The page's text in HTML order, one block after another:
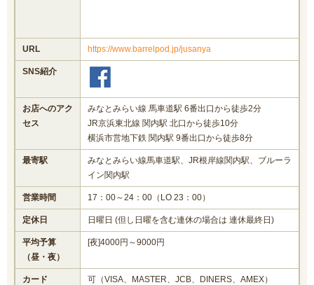
URL https://www.barrelpod.jp/jusanya
SNS紹介
お店へのアク
セス
みなとみらい線 馬車道駅 6番出口から徒歩2分
JR京浜東北線 関内駅 北口から徒歩10分
横浜市営地下鉄 関内駅 9番出口から徒歩8分
最寄駅
みなとみらい線馬車道駅、JR根岸線関内駅、ブルーラ
イン関内駅
営業時間 17：00～24：00（LO 23：00）
定休日 日曜日 (但し日曜を含む連休の場合は 連休最終日)
平均予算
（昼・夜）
[夜]4000円～9000円
カード 可（VISA、MASTER、JCB、DINERS、AMEX）